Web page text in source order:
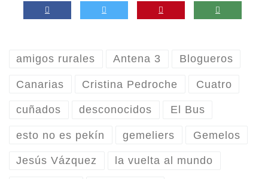
amigos rurales Antena 3 Blogueros
Canarias Cristina Pedroche Cuatro
cuñados desconocidos El Bus
esto no es pekín gemeliers Gemelos
Jesús Vázquez la vuelta al mundo